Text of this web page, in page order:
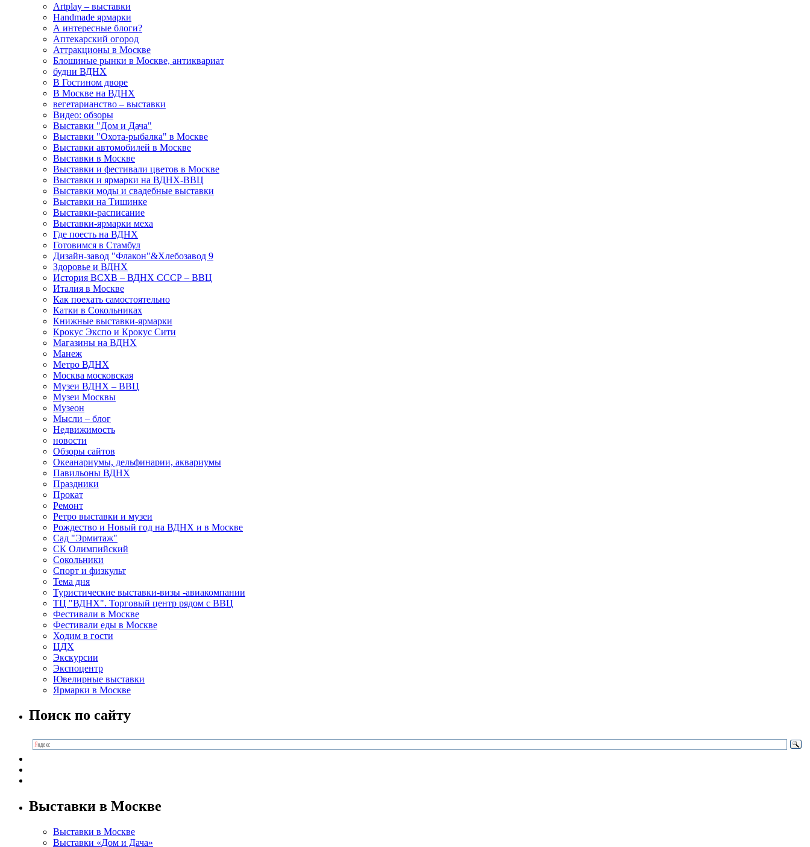
Artplay – выставки
Handmade ярмарки
А интересные блоги?
Аптекарский огород
Аттракционы в Москве
Блошиные рынки в Москве, антиквариат
будни ВДНХ
В Гостином дворе
В Москве на ВДНХ
вегетарианство – выставки
Видео: обзоры
Выставки "Дом и Дача"
Выставки "Охота-рыбалка" в Москве
Выставки автомобилей в Москве
Выставки в Москве
Выставки и фестивали цветов в Москве
Выставки и ярмарки на ВДНХ-ВВЦ
Выставки моды и свадебные выставки
Выставки на Тишинке
Выставки-расписание
Выставки-ярмарки меха
Где поесть на ВДНХ
Готовимся в Стамбул
Дизайн-завод "Флакон"&Хлебозавод 9
Здоровье и ВДНХ
История ВСХВ – ВДНХ СССР – ВВЦ
Италия в Москве
Как поехать самостоятельно
Катки в Сокольниках
Книжные выставки-ярмарки
Крокус Экспо и Крокус Сити
Магазины на ВДНХ
Манеж
Метро ВДНХ
Москва московская
Музеи ВДНХ – ВВЦ
Музеи Москвы
Музеон
Мысли – блог
Недвижимость
новости
Обзоры сайтов
Океанариумы, дельфинарии, аквариумы
Павильоны ВДНХ
Праздники
Прокат
Ремонт
Ретро выставки и музеи
Рождество и Новый год на ВДНХ и в Москве
Сад "Эрмитаж"
СК Олимпийский
Сокольники
Спорт и физкульт
Тема дня
Туристические выставки-визы -авиакомпании
ТЦ "ВДНХ". Торговый центр рядом с ВВЦ
Фестивали в Москве
Фестивали еды в Москве
Ходим в гости
ЦДХ
Экскурсии
Экспоцентр
Ювелирные выставки
Ярмарки в Москве
Поиск по сайту
Выставки в Москве
Выставки в Москве
Выставки «Дом и Дача»